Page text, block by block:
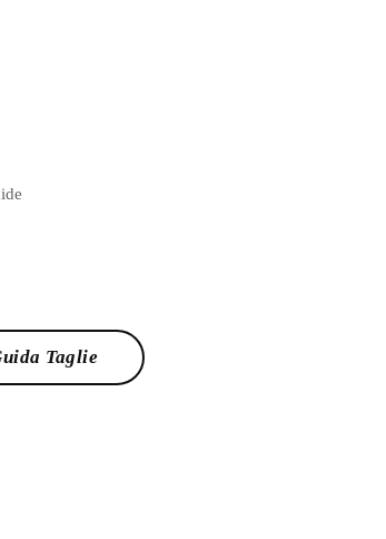
Taglie